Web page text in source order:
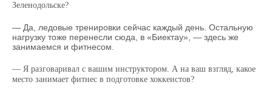
Зеленодольске?
— Да, ледовые тренировки сейчас каждый день. Остальную
нагрузку тоже перенесли сюда, в «Биектау», — здесь же
занимаемся и фитнесом.
— Я разговаривал с вашим инструктором. А на ваш взгляд, какое
место занимает фитнес в подготовке хоккеистов?